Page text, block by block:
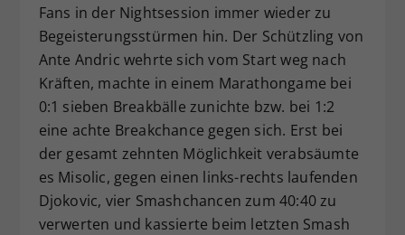
Fans in der Nightsession immer wieder zu
Begeisterungsstürmen hin. Der Schützling von
Ante Andric wehrte sich vom Start weg nach
Kräften, machte in einem Marathongame bei
0:1 sieben Breakbälle zunichte bzw. bei 1:2
eine achte Breakchance gegen sich. Erst bei
der gesamt zehnten Möglichkeit verabsäumte
es Misolic, gegen einen links-rechts laufenden
Djokovic, vier Smashchancen zum 40:40 zu
verwerten und kassierte beim letzten Smash